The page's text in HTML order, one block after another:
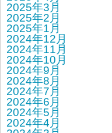
2025年3月
2025年2月
2025年1月
2024年12月
2024年11月
2024年10月
2024年9月
2024年8月
2024年7月
2024年6月
2024年5月
2024年4月